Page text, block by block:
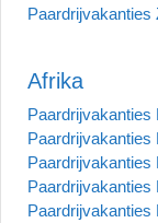
Paardrijvakanties
Afrika
Paardrijvakanties
Paardrijvakanties
Paardrijvakanties
Paardrijvakanties
Paardrijvakanties